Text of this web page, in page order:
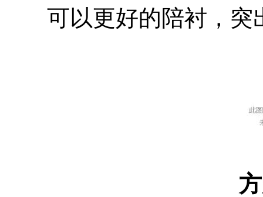
可以更好的陪衬，